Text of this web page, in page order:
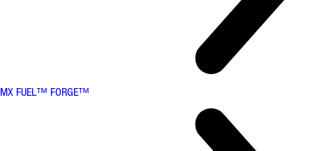
MX FUEL™ FORGE™